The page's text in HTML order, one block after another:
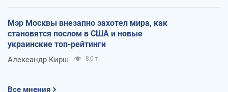
Мэр Москвы внезапно захотел мира, как
становятся послом в США и новые
украинские топ-рейтинги
Александр Кирш 8,0 т.
Все мнения